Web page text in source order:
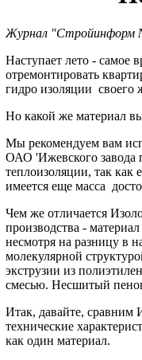
Журнал "Стройинформ
Наступает лето - самое
отремонтировать
гидро изоляции своего
Но какой же материал
Мы рекомендуем вам
ОАО 'Ижевского завода
теплоизоляции, так как
имеется еще масса
Чем же отличается
производства -
несмотря на разницу в
молекулярной
экструзии из
смесью. Несшитый
Итак, давайте,
технические
как один материал.